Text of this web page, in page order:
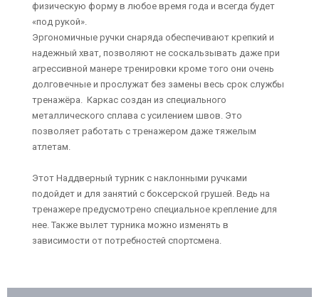
физическую форму в любое время года и всегда будет
«под рукой».
Эргономичные ручки снаряда обеспечивают крепкий и
надежный хват, позволяют не соскальзывать даже при
агрессивной манере тренировки кроме того они очень
долговечные и прослужат без замены весь срок службы
тренажёра. Каркас создан из специального
металлического сплава с усилением швов. Это
позволяет работать с тренажером даже тяжелым
атлетам.
Этот Наддверный турник с наклонными ручками
подойдет и для занятий с боксерской грушей. Ведь на
тренажере предусмотрено специальное крепление для
нее. Также вылет турника можно изменять в
зависимости от потребностей спортсмена.